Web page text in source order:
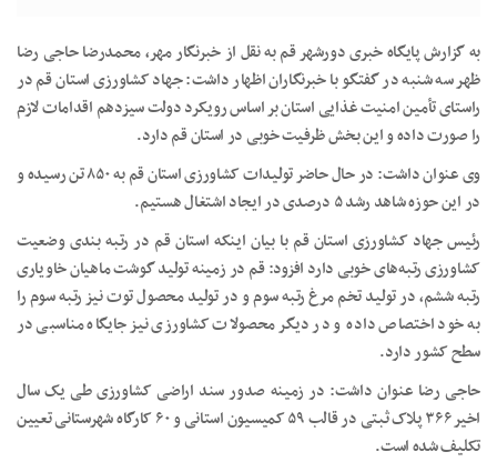
به گزارش پایگاه خبری دورشهر قم به نقل از خبرنگار مهر، محمدرضا حاجی رضا
ظهر سه شنبه در گفتگو با خبرنگاران اظهار داشت: جهاد کشاورزی استان قم در
راستای تأمین امنیت غذایی استان بر اساس رویکرد دولت سیزدهم اقدامات لازم
را صورت داده و این بخش ظرفیت خوبی در استان قم دارد.
وی عنوان داشت: در حال حاضر تولیدات کشاورزی استان قم به ۸۵۰ تن رسیده و
در این حوزه شاهد رشد ۵ درصدی در ایجاد اشتغال هستیم.
رئیس جهاد کشاورزی استان قم با بیان اینکه استان قم در رتبه بندی وضعیت
کشاورزی رتبه‌های خوبی دارد افزود: قم در زمینه تولید گوشت ماهیان خاویاری
رتبه ششم، در تولید تخم مرغ رتبه سوم و در تولید محصول توت نیز رتبه سوم را
به خود اختصاص داده و در دیگر محصولات کشاورزی نیز جایگاه مناسبی در
سطح کشور دارد.
حاجی رضا عنوان داشت: در زمینه صدور سند اراضی کشاورزی طی یک سال
اخیر ۳۶۶ پلاک ثبتی در قالب ۵۹ کمیسیون استانی و ۶۰ کارگاه شهرستانی تعیین
تکلیف شده است.